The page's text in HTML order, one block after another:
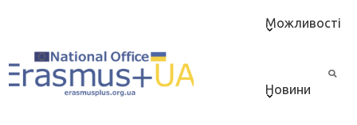
Можливості
Новини